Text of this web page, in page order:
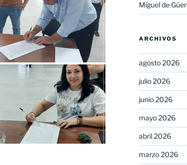
Miguel de
ARCHIVOS
agosto 2026
julio 2026
junio 2026
mayo 2026
abril 2026
marzo 2026